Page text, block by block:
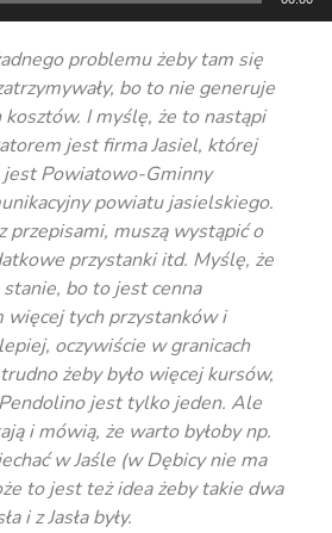
problemu żeby tam się
bo to nie generuje
I myślę, że to nastąpi
jest firma Jasiel, której
jest Powiatowo-Gminny
powiatu jasielskiego.
przepisami, muszą wystąpić o
przystanki itd. Myślę, że
bo to jest cenna
więcej tych przystanków i
oczywiście w granicach
żeby było więcej kursów,
jest tylko jeden. Ale
i mówią, że warto byłoby np.
w Jaśle (w Dębicy nie ma
to jest też idea żeby takie dwa
i z Jasła były.